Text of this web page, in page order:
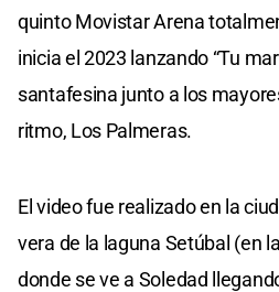
quinto Movistar Arena
inicia el 2023 lanzando “Tu
santafesina junto a los
ritmo, Los Palmeras.
El video fue realizado en la
vera de la laguna Setúbal (en
donde se ve a Soledad